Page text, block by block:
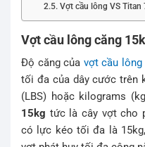
Vợt cầu lông VS
Vợt cầu lông căng
Độ căng của vợt cầu lông
tối đa của dây cước trên
(LBS) hoặc kilograms
15kg tức là cây vợt cho
có lực kéo tối đa là